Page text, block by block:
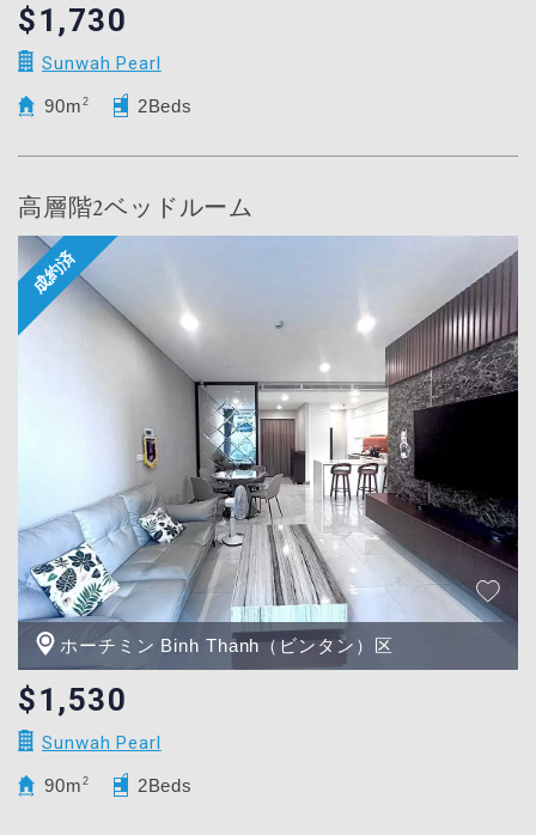
$1,730
Sunwah Pearl
90m 2 2Beds
高層階2ベッドルーム
ホーチミン Binh Thanh（ビンタン）区
$1,530
Sunwah Pearl
90m 2 2Beds